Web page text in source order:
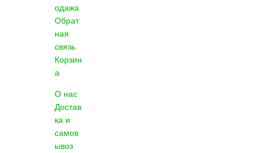
одажа
Обрат
ная
связь
Корзин
а
О нас
Достав
ка и
самов
ывоз